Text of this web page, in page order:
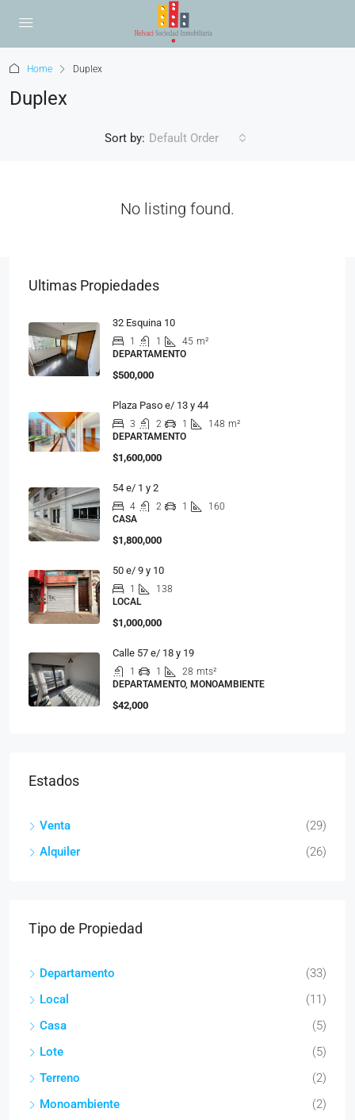
Home Duplex
Duplex
Sort by: Default Order
No listing found.
Ultimas Propiedades
32 Esquina 10
1 1 45 m²
DEPARTAMENTO
$500,000
Plaza Paso e/ 13 y 44
3 2 1 148 m²
DEPARTAMENTO
$1,600,000
54 e/ 1 y 2
4 2 1
160
CASA
$1,800,000
50 e/ 9 y 10
1
138
LOCAL
$1,000,000
Calle 57 e/ 18 y 19
1 1 28 mts²
DEPARTAMENTO, MONOAMBIENTE
$42,000
Estados
Venta
(29)
Alquiler
(26)
Tipo de Propiedad
Departamento
(33)
Local
(11)
Casa
(5)
Lote
(5)
Terreno
(2)
Monoambiente
(2)